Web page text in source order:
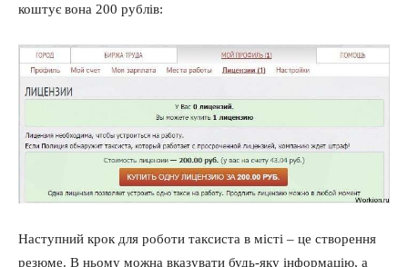
коштує вона 200 рублів:
Наступний крок для роботи таксиста в місті – це створення
резюме. В ньому можна вказувати будь-яку інформацію, а